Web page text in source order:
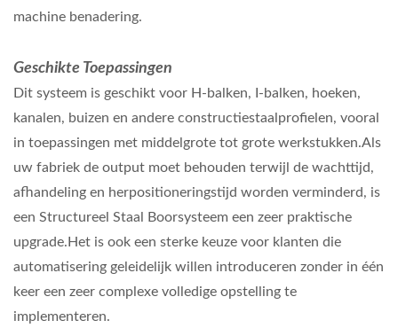
machine benadering.
Geschikte Toepassingen
Dit systeem is geschikt voor H-balken, I-balken, hoeken,
kanalen, buizen en andere constructiestaalprofielen, vooral
in toepassingen met middelgrote tot grote werkstukken.Als
uw fabriek de output moet behouden terwijl de wachttijd,
afhandeling en herpositioneringstijd worden verminderd, is
een Structureel Staal Boorsysteem een zeer praktische
upgrade.Het is ook een sterke keuze voor klanten die
automatisering geleidelijk willen introduceren zonder in één
keer een zeer complexe volledige opstelling te
implementeren.